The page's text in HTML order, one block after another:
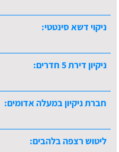
ניקוי דשא סינטטי:
ניקיון דירת 5 חדרים:
חברת ניקיון במעלה אדומים:
ליטוש רצפה בלהבים: